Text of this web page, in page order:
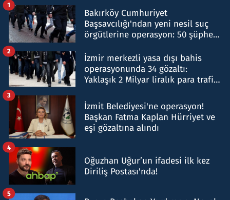
Bakırköy Cumhuriyet
Başsavcılığı'ndan yeni nesil suç
örgütlerine operasyon: 50 şüpheli
1
İzmir merkezli yasa dışı bahis
operasyonunda 34 gözaltı:
Yaklaşık 2 Milyar liralık para trafiği
2
İzmit Belediyesi'ne operasyon!
Başkan Fatma Kaplan Hürriyet ve
eşi gözaltına alındı
3
Oğuzhan Uğur’un ifadesi ilk kez
Diriliş Postası'nda!
4
5